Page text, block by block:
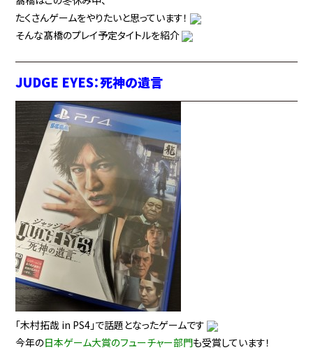
たくさんゲームをやりたいと思っています！
そんな髙橋のプレイ予定タイトルを紹介
JUDGE EYES：死神の遺言
「木村拓哉 in PS4」で話題となったゲームです
今年の日本ゲーム大賞のフューチャー部門も受賞しています！